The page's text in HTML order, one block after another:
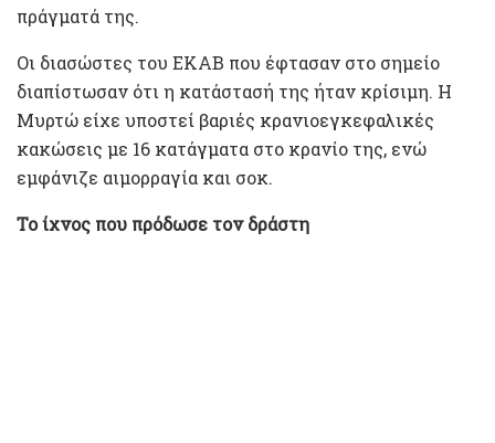
πράγματά της.
Οι διασώστες του ΕΚΑΒ που έφτασαν στο σημείο
διαπίστωσαν ότι η κατάστασή της ήταν κρίσιμη. Η
Μυρτώ είχε υποστεί βαριές κρανιοεγκεφαλικές
κακώσεις με 16 κατάγματα στο κρανίο της, ενώ
εμφάνιζε αιμορραγία και σοκ.
Το ίχνος που πρόδωσε τον δράστη